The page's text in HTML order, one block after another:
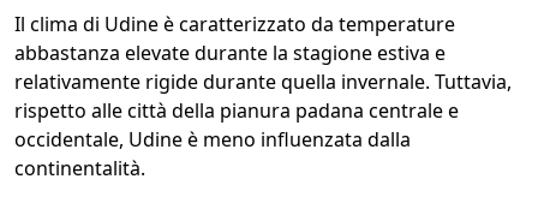
Il clima di Udine è caratterizzato da temperature
abbastanza elevate durante la stagione estiva e
relativamente rigide durante quella invernale. Tuttavia,
rispetto alle città della pianura padana centrale e
occidentale, Udine è meno influenzata dalla
continentalità.